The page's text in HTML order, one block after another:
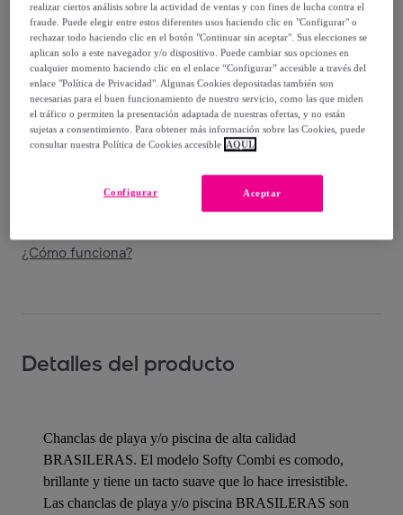
Vendido porBRASILERAS GROUP
Entrega
Entrega: Entre el11/08
¿Cómo funciona?
Detalles del producto
Chanclas de playa y/o piscina de alta calidad
BRASILERAS. El modelo Softy Combi es comodo,
brillante y tiene un tacto suave que lo hace irresistible.
Las chanclas de playa y/o piscina BRASILERAS son
realizar ciertos análisis sobre la actividad de ventas y con fines de lucha contra el
fraude. Puede elegir entre estos diferentes usos haciendo clic en "Configurar" o
rechazar todo haciendo clic en el botón "Continuar sin aceptar". Sus elecciones se
aplican solo a este navegador y/o dispositivo. Puede cambiar sus opciones en
cualquier momento haciendo clic en el enlace “Configurar” accesible a través del
enlace "Política de Privacidad". Algunas Cookies depositadas también son
necesarias para el buen funcionamiento de nuestro servicio, como las que miden
el tráfico o permiten la presentación adaptada de nuestras ofertas, y no están
sujetas a consentimiento. Para obtener más información sobre las Cookies, puede
consultar nuestra Política de Cookies accesible AQUÍ.
Aceptar
Configurar